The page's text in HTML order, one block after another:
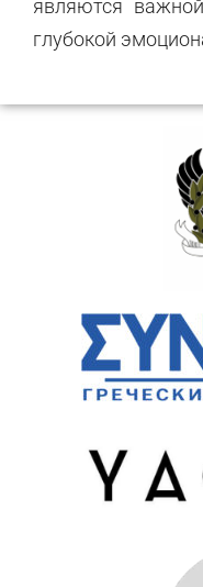
являются
глубокой